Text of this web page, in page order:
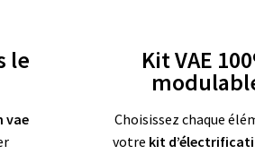
le
vae
Kit VAE
Choisissez chaque
votre kit